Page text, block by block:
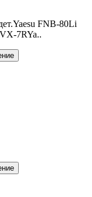
FNB-80Li
7RYa..